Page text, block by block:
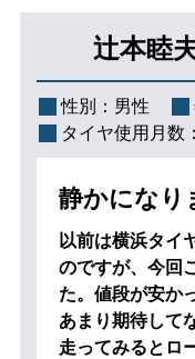
辻本睦
性別： 男性
タイヤ使用月数：
静かになり
以前は横浜タイ
のですが、今回
た。値段が安か
あまり期待して
走ってみるとロ